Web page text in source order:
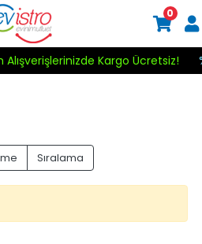
Alışverişlerinizde Kargo Ücretsiz!
0
Sıralama